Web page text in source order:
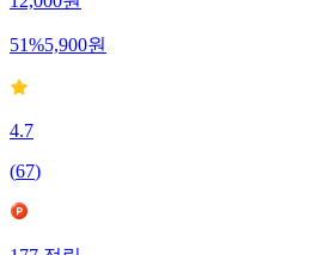
12,000원
51%5,900원
4.7
(67)